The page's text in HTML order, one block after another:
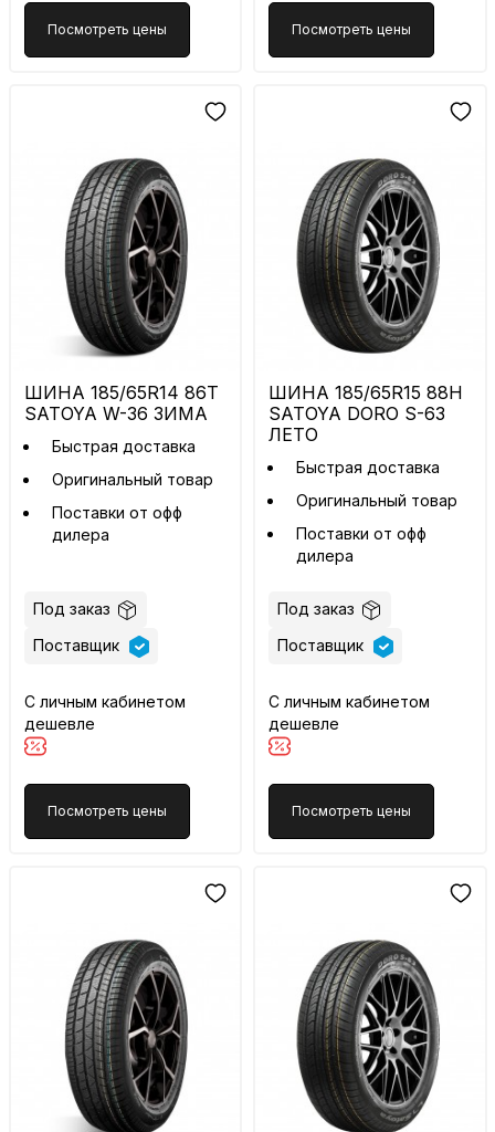
Посмотреть цены Посмотреть цены
ШИНА 185/65R14 86T
SATOYA W-36 ЗИМА
Быстрая доставка
Оригинальный товар
Поставки от офф
дилера
Под заказ
Поставщик
С личным кабинетом
дешевле
Посмотреть цены
ШИНА 185/65R15 88H
SATOYA DORO S-63
ЛЕТО
Быстрая доставка
Оригинальный товар
Поставки от офф
дилера
Под заказ
Поставщик
С личным кабинетом
дешевле
Посмотреть цены